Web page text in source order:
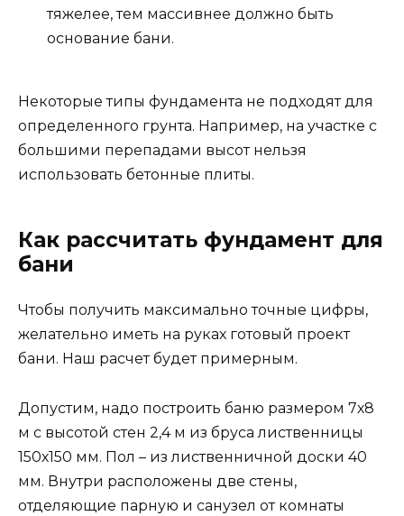
тяжелее, тем массивнее должно быть
основание бани.
Некоторые типы фундамента не подходят для
определенного грунта. Например, на участке с
большими перепадами высот нельзя
использовать бетонные плиты.
Как рассчитать фундамент для
бани
Чтобы получить максимально точные цифры,
желательно иметь на руках готовый проект
бани. Наш расчет будет примерным.
Допустим, надо построить баню размером 7х8
м с высотой стен 2,4 м из бруса лиственницы
150х150 мм. Пол – из лиственничной доски 40
мм. Внутри расположены две стены,
отделяющие парную и санузел от комнаты